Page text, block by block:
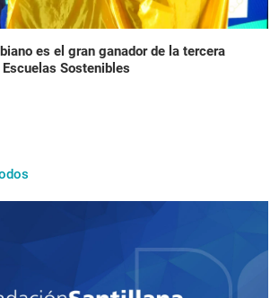
es el gran ganador de la tercera
Sostenibles